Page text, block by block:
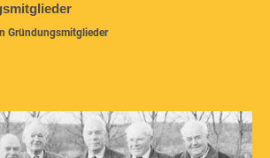
Gründungsmitglieder